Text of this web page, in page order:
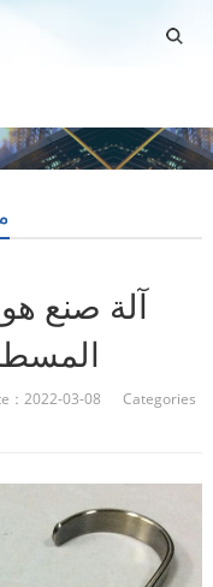
آلة صنع
2022-03-08 Categories：